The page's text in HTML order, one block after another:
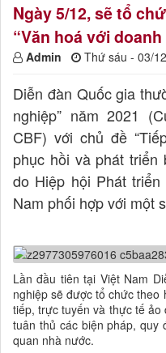
Ngày 5/12, sẽ tổ
“Văn hoá với
Admin Thứ sáu - 03/
Diễn đàn Quốc gia
nghiệp” năm 2021
CBF) với chủ đề
phục hồi và phát triển
do Hiệp hội Phát
Nam phối hợp với một
Lần đầu tiên tại Việt Nam
nghiệp sẽ được tổ chức
tiếp, trực tuyến và thực tế ảo
tuân thủ các biện pháp, quy
quan nhà nước.